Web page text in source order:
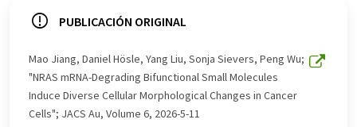
ofrece estas traducciones automáticas para presentar
este artículo ha sido traducido con traducción
automática, es posible que contenga errores de
vocabulario, sintaxis o gramática. El artículo original en
Inglés se puede encontrar aquí.
PUBLICACIÓN ORIGINAL
Mao Jiang, Daniel Hösle, Yang Liu, Sonja Sievers, Peng Wu;
"NRAS mRNA-Degrading Bifunctional Small Molecules
Induce Diverse Cellular Morphological Changes in Cancer
Cells"; JACS Au, Volume 6, 2026-5-11